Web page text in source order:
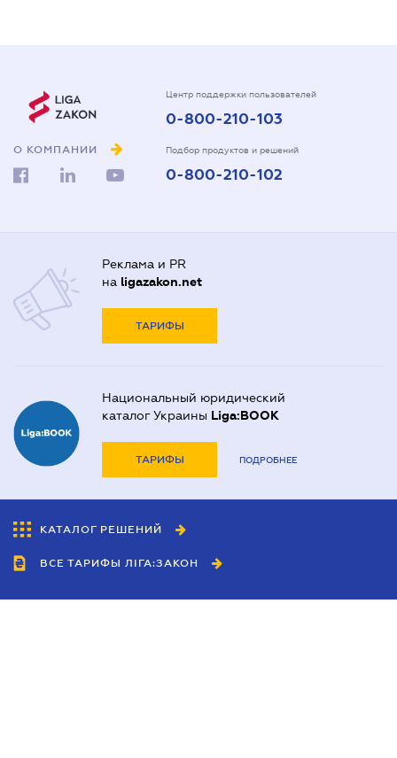
О КОМПАНИИ
Центр поддержки пользователей
0-800-210-103
Подбор продуктов и решений
0-800-210-102
Реклама и PR
на ligazakon.net
ТАРИФЫ
Национальный юридический
каталог Украины Liga:BOOK
ТАРИФЫ ПОДРОБНЕЕ
КАТАЛОГ РЕШЕНИЙ
ВСЕ ТАРИФЫ ЛІГА:ЗАКОН